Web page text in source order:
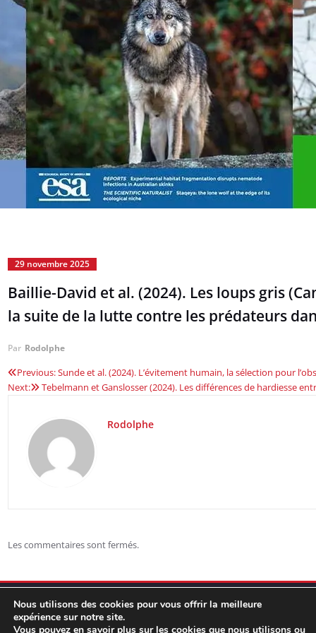
29 novembre 2025
Baillie-David et al. (2024). Les loups gris
la suite de la lutte contre les prédateurs
Par Rodolphe
Navigation
l’article
Previous:Sunde et al. (2024). L’évitement humain, la sélection pour
Next:
Tebelmann et Ganslosser (2024). Les différences de hardiesse
Rodolphe
Les commentaires sont fermés.
Nous utilisons des cookies pour vous offrir la meilleure
expérience sur notre site.
Vous pouvez en savoir plus sur les cookies que nous utilisons ou